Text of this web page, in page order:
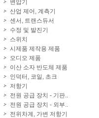
변압기
산업 제어, 계측기
센서, 트랜스듀서
수정 및 발진기
스위치
시제품 제작용 제품
오디오 제품
이산 소자 반도체 제품
인덕터, 코일, 초크
저항기
전원 공급 장치 - 기판..
전원 공급 장치 - 외부..
전위차계, 가변 저항기